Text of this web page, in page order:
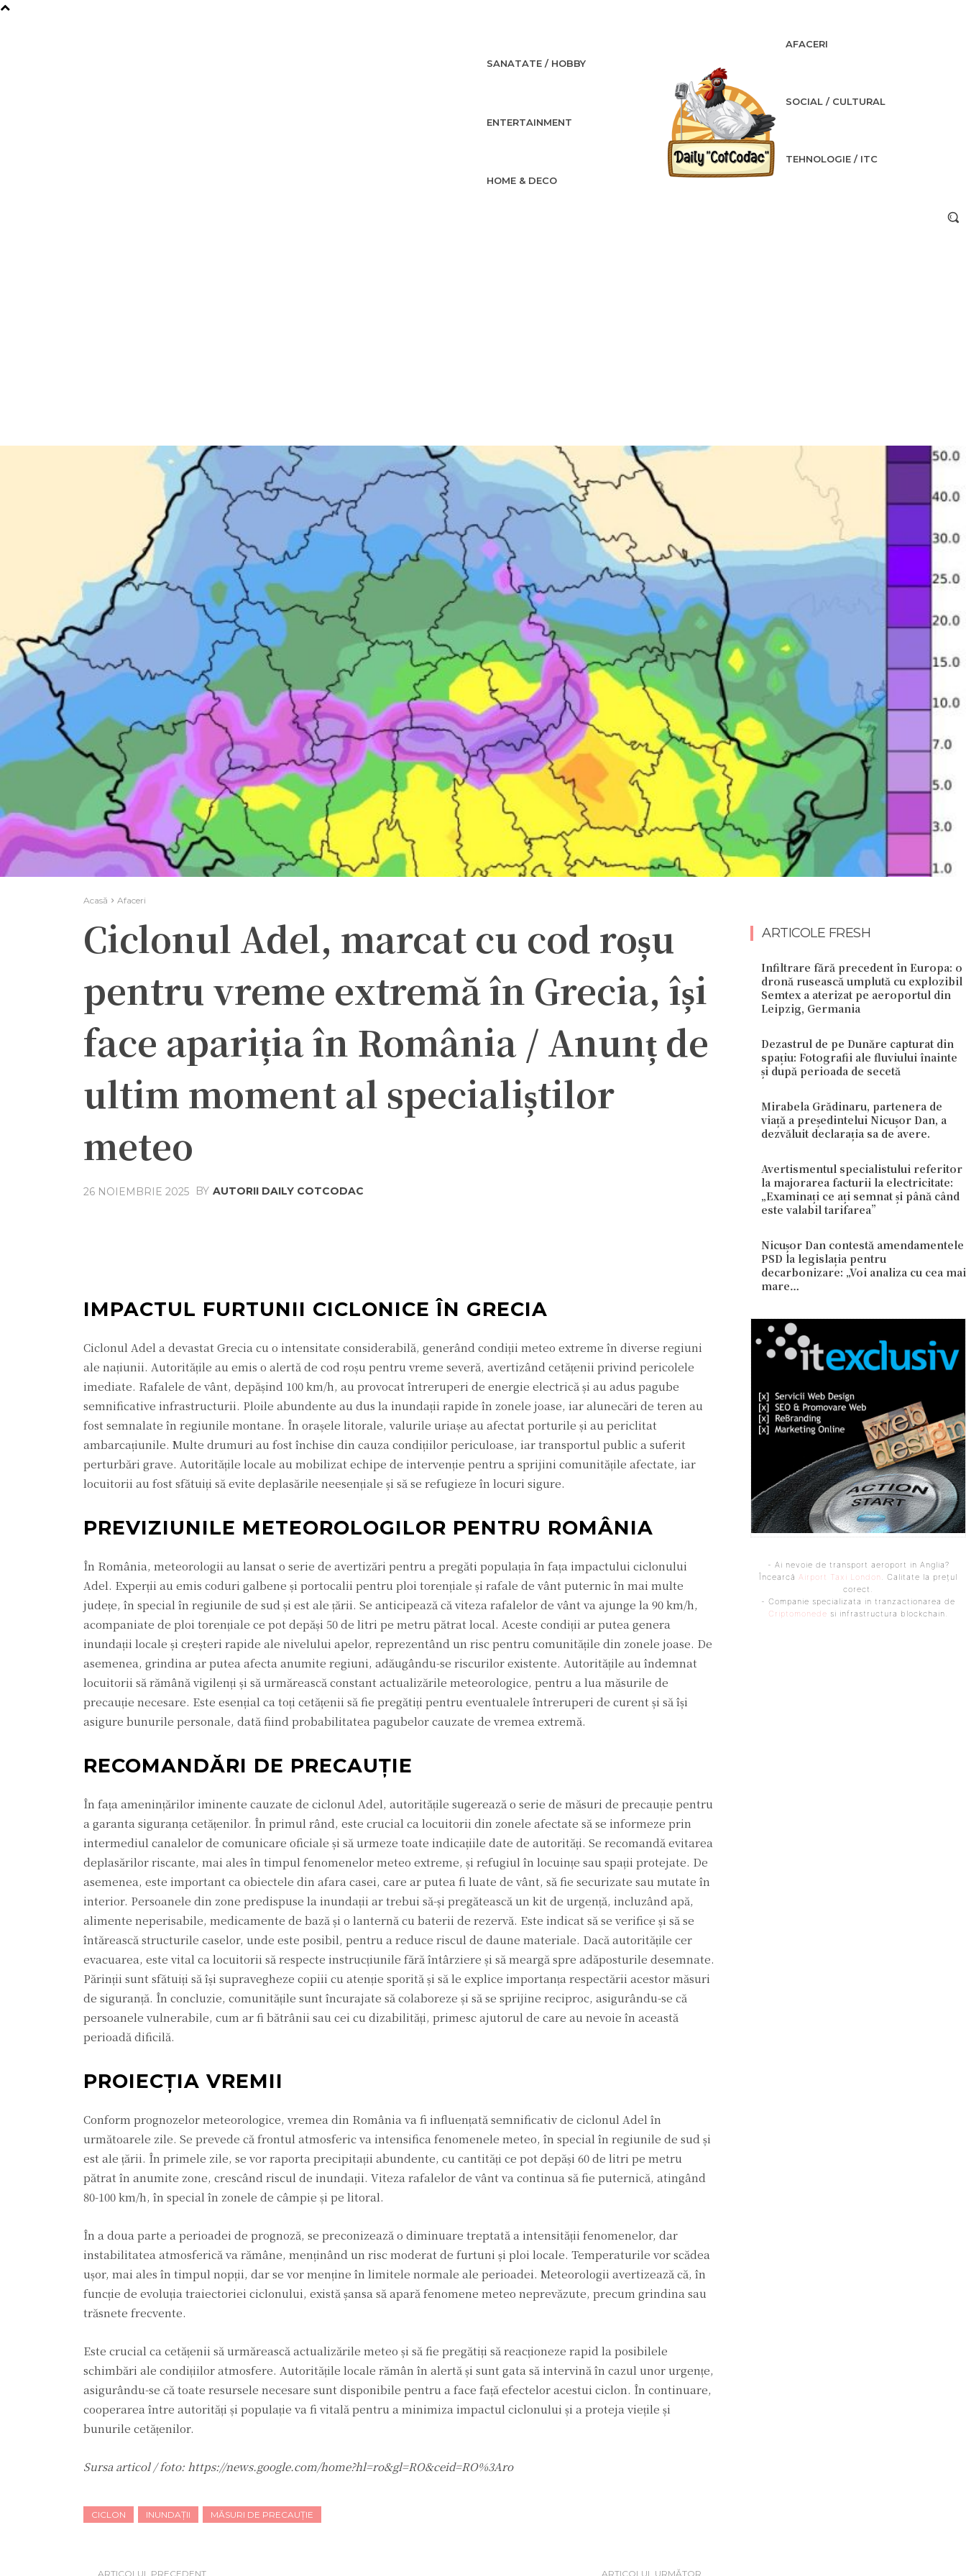
SANATATE / HOBBY
ENTERTAINMENT
HOME & DECO
AFACERI
SOCIAL / CULTURAL
TEHNOLOGIE / ITC
Acasă Afaceri
Ciclonul Adel, marcat cu cod roșu
pentru vreme extremă în Grecia, își
face apariția în România / Anunț de
ultim moment al specialiștilor
meteo
26 NOIEMBRIE 2025 BY AUTORII DAILY COTCODAC
IMPACTUL FURTUNII CICLONICE ÎN GRECIA
Ciclonul Adel a devastat Grecia cu o intensitate considerabilă, generând condiții meteo extreme în diverse regiuni
ale națiunii. Autoritățile au emis o alertă de cod roșu pentru vreme severă, avertizând cetățenii privind pericolele
imediate. Rafalele de vânt, depășind 100 km/h, au provocat întreruperi de energie electrică și au adus pagube
semnificative infrastructurii. Ploile abundente au dus la inundații rapide în zonele joase, iar alunecări de teren au
fost semnalate în regiunile montane. În orașele litorale, valurile uriașe au afectat porturile și au periclitat
ambarcațiunile. Multe drumuri au fost închise din cauza condițiilor periculoase, iar transportul public a suferit
perturbări grave. Autoritățile locale au mobilizat echipe de intervenție pentru a sprijini comunitățile afectate, iar
locuitorii au fost sfătuiți să evite deplasările neesențiale și să se refugieze în locuri sigure.
PREVIZIUNILE METEOROLOGILOR PENTRU ROMÂNIA
În România, meteorologii au lansat o serie de avertizări pentru a pregăti populația în fața impactului ciclonului
Adel. Experții au emis coduri galbene și portocalii pentru ploi torențiale și rafale de vânt puternic în mai multe
județe, în special în regiunile de sud și est ale țării. Se anticipează că viteza rafalelor de vânt va ajunge la 90 km/h,
acompaniate de ploi torențiale ce pot depăși 50 de litri pe metru pătrat local. Aceste condiții ar putea genera
inundații locale și creșteri rapide ale nivelului apelor, reprezentând un risc pentru comunitățile din zonele joase. De
asemenea, grindina ar putea afecta anumite regiuni, adăugându-se riscurilor existente. Autoritățile au îndemnat
locuitorii să rămână vigilenți și să urmărească constant actualizările meteorologice, pentru a lua măsurile de
precauție necesare. Este esențial ca toți cetățenii să fie pregătiți pentru eventualele întreruperi de curent și să își
asigure bunurile personale, dată fiind probabilitatea pagubelor cauzate de vremea extremă.
RECOMANDĂRI DE PRECAUȚIE
În fața amenințărilor iminente cauzate de ciclonul Adel, autoritățile sugerează o serie de măsuri de precauție pentru
a garanta siguranța cetățenilor. În primul rând, este crucial ca locuitorii din zonele afectate să se informeze prin
intermediul canalelor de comunicare oficiale și să urmeze toate indicațiile date de autorități. Se recomandă evitarea
deplasărilor riscante, mai ales în timpul fenomenelor meteo extreme, și refugiul în locuințe sau spații protejate. De
asemenea, este important ca obiectele din afara casei, care ar putea fi luate de vânt, să fie securizate sau mutate în
interior. Persoanele din zone predispuse la inundații ar trebui să-și pregătească un kit de urgență, incluzând apă,
alimente neperisabile, medicamente de bază și o lanternă cu baterii de rezervă. Este indicat să se verifice și să se
întărească structurile caselor, unde este posibil, pentru a reduce riscul de daune materiale. Dacă autoritățile cer
evacuarea, este vital ca locuitorii să respecte instrucțiunile fără întârziere și să meargă spre adăposturile desemnate.
Părinții sunt sfătuiți să își supravegheze copiii cu atenție sporită și să le explice importanța respectării acestor măsuri
de siguranță. În concluzie, comunitățile sunt încurajate să colaboreze și să se sprijine reciproc, asigurându-se că
persoanele vulnerabile, cum ar fi bătrânii sau cei cu dizabilități, primesc ajutorul de care au nevoie în această
perioadă dificilă.
PROIECȚIA VREMII
Conform prognozelor meteorologice, vremea din România va fi influențată semnificativ de ciclonul Adel în
următoarele zile. Se prevede că frontul atmosferic va intensifica fenomenele meteo, în special în regiunile de sud și
est ale țării. În primele zile, se vor raporta precipitații abundente, cu cantități ce pot depăși 60 de litri pe metru
pătrat în anumite zone, crescând riscul de inundații. Viteza rafalelor de vânt va continua să fie puternică, atingând
80-100 km/h, în special în zonele de câmpie și pe litoral.
În a doua parte a perioadei de prognoză, se preconizează o diminuare treptată a intensității fenomenelor, dar
instabilitatea atmosferică va rămâne, menținând un risc moderat de furtuni și ploi locale. Temperaturile vor scădea
ușor, mai ales în timpul nopții, dar se vor menține în limitele normale ale perioadei. Meteorologii avertizează că, în
funcție de evoluția traiectoriei ciclonului, există șansa să apară fenomene meteo neprevăzute, precum grindina sau
trăsnete frecvente.
Este crucial ca cetățenii să urmărească actualizările meteo și să fie pregătiți să reacționeze rapid la posibilele
schimbări ale condițiilor atmosfere. Autoritățile locale rămân în alertă și sunt gata să intervină în cazul unor urgențe,
asigurându-se că toate resursele necesare sunt disponibile pentru a face față efectelor acestui ciclon. În continuare,
cooperarea între autorități și populație va fi vitală pentru a minimiza impactul ciclonului și a proteja viețile și
bunurile cetățenilor.
Sursa articol / foto: https://news.google.com/home?hl=ro&gl=RO&ceid=RO%3Aro
CICLON INUNDAȚII MĂSURI DE PRECAUȚIE
ARTICOLUL PRECEDENT ARTICOLUL URMĂTOR
ARTICOLE FRESH
Infiltrare fără precedent în Europa: o
dronă rusească umplută cu explozibil
Semtex a aterizat pe aeroportul din
Leipzig, Germania
Dezastrul de pe Dunăre capturat din
spațiu: Fotografii ale fluviului înainte
și după perioada de secetă
Mirabela Grădinaru, partenera de
viață a președintelui Nicușor Dan, a
dezvăluit declarația sa de avere.
Avertismentul specialistului referitor
la majorarea facturii la electricitate:
„Examinați ce ați semnat și până când
este valabil tarifarea”
Nicușor Dan contestă amendamentele
PSD la legislația pentru
decarbonizare: „Voi analiza cu cea mai
mare…
- Ai nevoie de transport aeroport in Anglia?
Încearcă Airport Taxi London . Calitate la prețul
corect.
- Companie specializata in tranzactionarea de
Criptomonede si infrastructura blockchain.